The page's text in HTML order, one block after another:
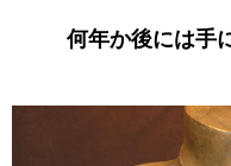
何年か後には手